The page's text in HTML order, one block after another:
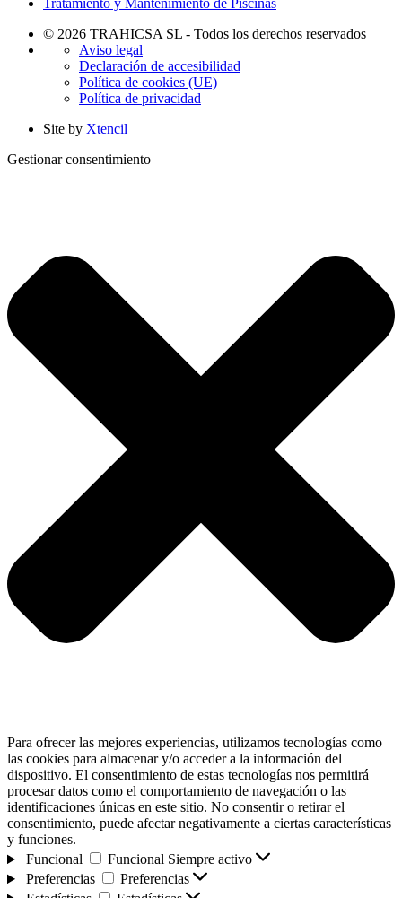
© 2026 TRAHICSA SL - Todos los derechos reservados
Aviso legal
Declaración de accesibilidad
Política de cookies (UE)
Política de privacidad
Site by Xtencil
Gestionar consentimiento
Para ofrecer las mejores experiencias, utilizamos tecnologías como
las cookies para almacenar y/o acceder a la información del
dispositivo. El consentimiento de estas tecnologías nos permitirá
procesar datos como el comportamiento de navegación o las
identificaciones únicas en este sitio. No consentir o retirar el
consentimiento, puede afectar negativamente a ciertas características
y funciones.
Funcional
Funcional Siempre activo
Preferencias
Preferencias